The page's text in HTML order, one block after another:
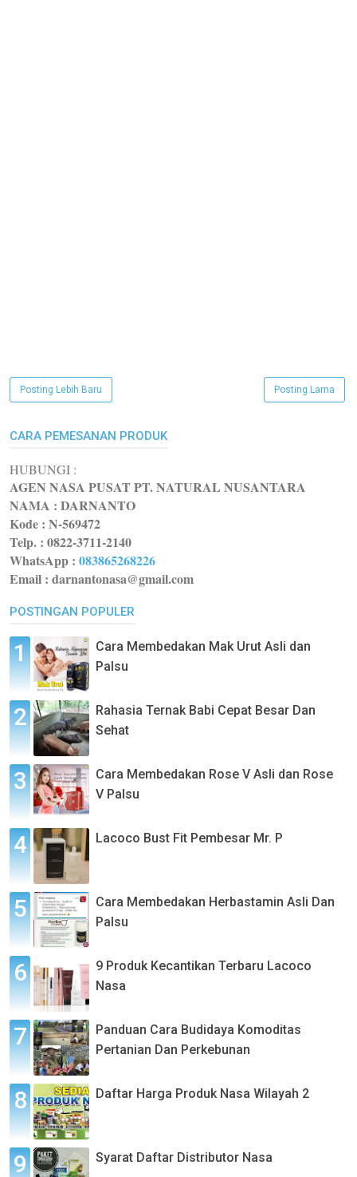
Posting Lebih Baru Posting Lama
CARA PEMESANAN PRODUK
HUBUNGI :
AGEN NASA PUSAT PT. NATURAL NUSANTARA
NAMA : DARNANTO
Kode : N-569472
Telp. : 0822-3711-2140
WhatsApp : 083865268226
Email : darnantonasa@gmail.com
POSTINGAN POPULER
Cara Membedakan Mak Urut Asli dan
Palsu
Rahasia Ternak Babi Cepat Besar Dan
Sehat
Cara Membedakan Rose V Asli dan Rose
V Palsu
Lacoco Bust Fit Pembesar Mr. P
Cara Membedakan Herbastamin Asli Dan
Palsu
9 Produk Kecantikan Terbaru Lacoco
Nasa
Panduan Cara Budidaya Komoditas
Pertanian Dan Perkebunan
Daftar Harga Produk Nasa Wilayah 2
Syarat Daftar Distributor Nasa